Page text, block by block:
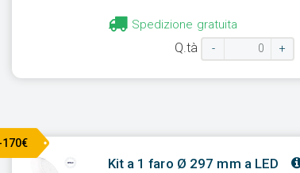
Spedizione gratuita
Q.tà - +
Kit a 1 faro Ø 297 mm a LED